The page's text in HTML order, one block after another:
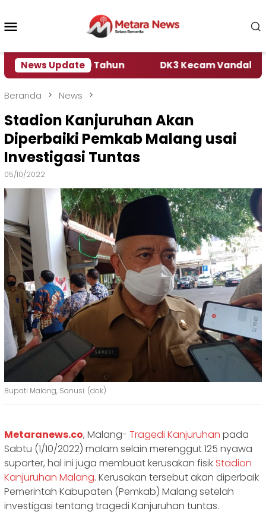
konten
News Update
di Usia 60 Tahun DK3 Kecam Vandalisme
Beranda News
Stadion Kanjuruhan Akan
Diperbaiki Pemkab Malang usai
Investigasi Tuntas
05/10/2022
Bupati Malang, Sanusi. (dok)
Metaranews.co, Malang- Tragedi Kanjuruhan pada
Sabtu (1/10/2022) malam selain merenggut 125 nyawa
suporter, hal ini juga membuat kerusakan fisik Stadion
Kanjuruhan Malang. Kerusakan tersebut akan diperbaik
Pemerintah Kabupaten (Pemkab) Malang setelah
investigasi tentang tragedi Kanjuruhan tuntas.